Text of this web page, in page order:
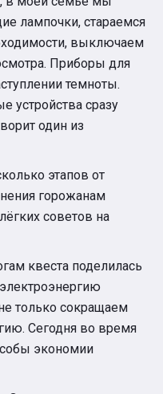
лампочки, стараемся
выключаем
Приборы для
темноты.
устройства сразу
один из
этапов от
горожанам
советов на
квеста поделилась
только сокращаем
Сегодня во время
экономии